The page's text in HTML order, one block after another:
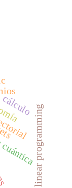
linear programming
cálculo